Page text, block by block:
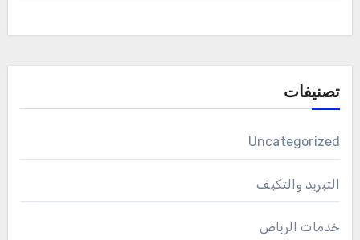
تصنيفات
Uncategorized
التبريد والتكيف
خدمات الرياض